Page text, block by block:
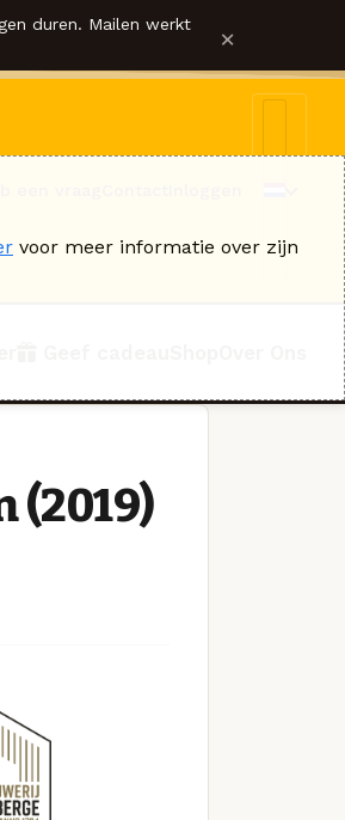
duren. Mailen werkt ×
(2019)
voor meer informatie over zijn